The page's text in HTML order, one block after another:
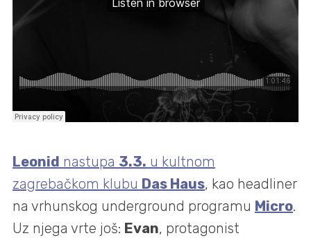
Leonid nastupa 3.3. u kultnom
zagrebačkom klubu Das Haus, kao headliner
na vrhunskog underground programu Micro.
Uz njega vrte još: Evan, protagonist